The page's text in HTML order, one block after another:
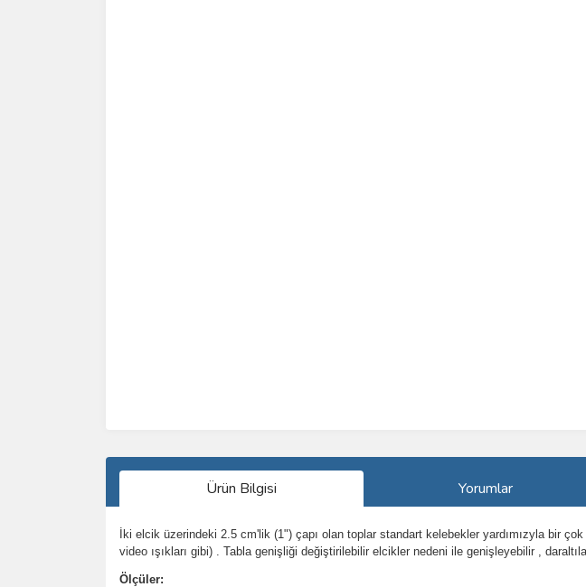
Ürün Bilgisi Yorumlar
İki elcik üzerindeki 2.5 cm'lik (1") çapı olan toplar standart kelebekler yardımızyla bir
video ışıkları gibi) . Tabla genişliği değiştirilebilir elcikler nedeni ile genişleyebilir ,
Ölçüler: